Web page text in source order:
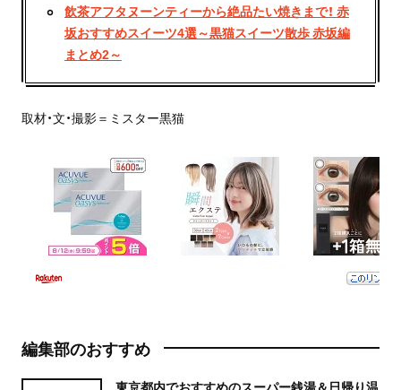
飲茶アフタヌーンティーから絶品たい焼きまで！ 赤
坂おすすめスイーツ4選～黒猫スイーツ散歩 赤坂編
まとめ2～
取材・文・撮影＝ミスター黒猫
編集部のおすすめ
東京都内でおすすめのスーパー銭湯＆日帰り温